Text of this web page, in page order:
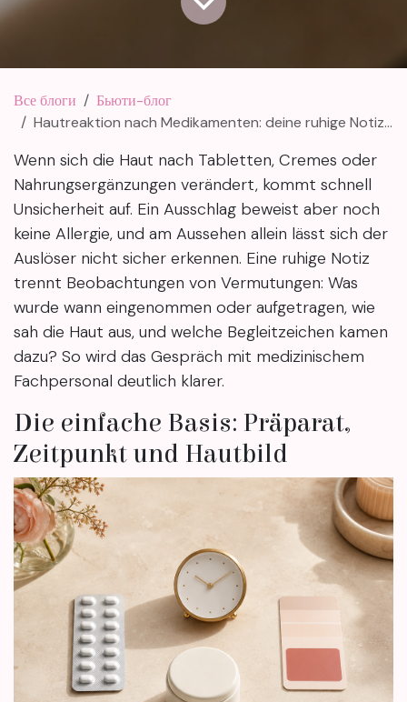
Все блоги
Бьюти-блог
Hautreaktion nach Medikamenten: deine ruhige Notiz-Checkliste
Wenn sich die Haut nach Tabletten, Cremes oder
Nahrungsergänzungen verändert, kommt schnell
Unsicherheit auf. Ein Ausschlag beweist aber noch
keine Allergie, und am Aussehen allein lässt sich der
Auslöser nicht sicher erkennen. Eine ruhige Notiz
trennt Beobachtungen von Vermutungen: Was
wurde wann eingenommen oder aufgetragen, wie
sah die Haut aus, und welche Begleitzeichen kamen
dazu? So wird das Gespräch mit medizinischem
Fachpersonal deutlich klarer.
Die einfache Basis: Präparat,
Zeitpunkt und Hautbild